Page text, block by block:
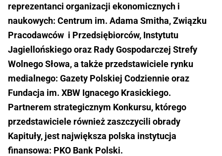
reprezentanci organizacji ekonomicznych i
naukowych: Centrum im. Adama Smitha, Związku
Pracodawców i Przedsiębiorców, Instytutu
Jagiellońskiego oraz Rady Gospodarczej Strefy
Wolnego Słowa, a także przedstawiciele rynku
medialnego: Gazety Polskiej Codziennie oraz
Fundacja im. XBW Ignacego Krasickiego.
Partnerem strategicznym Konkursu, którego
przedstawiciele również zaszczycili obrady
Kapituły, jest największa polska instytucja
finansowa: PKO Bank Polski.